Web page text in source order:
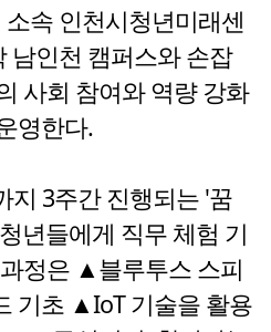
속 인천시청년미래센
남인천 캠퍼스와 손잡
사회 참여와 역량 강화
영한다.
지 3주간 진행되는 '꿈
년들에게 직무 체험 기
정은 ▲블루투스 스피
기초 ▲IoT 기술을 활용